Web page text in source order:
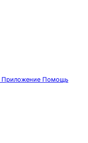
Приложение Помощь